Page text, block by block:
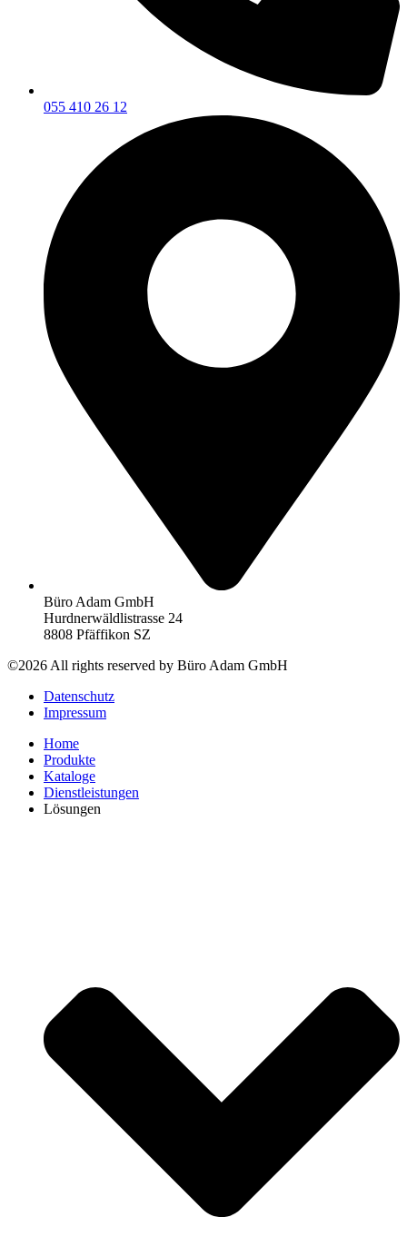
055 410 26 12
Büro Adam GmbH
Hurdnerwäldlistrasse 24
8808 Pfäffikon SZ
©2026 All rights reserved by Büro Adam GmbH
Datenschutz
Impressum
Home
Produkte
Kataloge
Dienstleistungen
Lösungen